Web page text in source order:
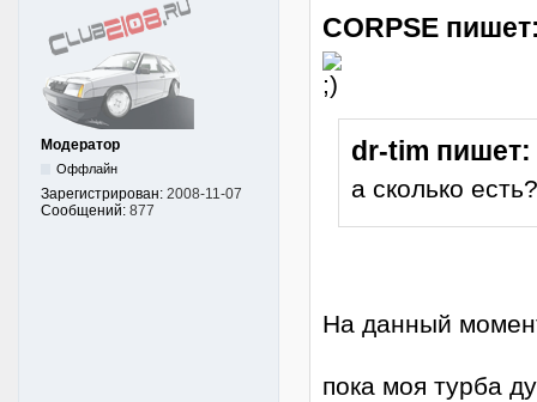
Модератор
Оффлайн
Зарегистрирован: 2008-11-07
Сообщений: 877
CORPSE
dr-tim пишет:
а сколько есть?
На данный
пока моя турба